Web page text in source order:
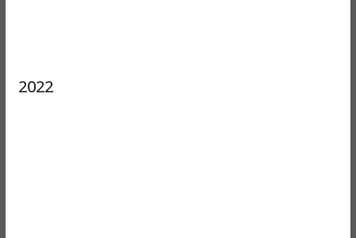
2022